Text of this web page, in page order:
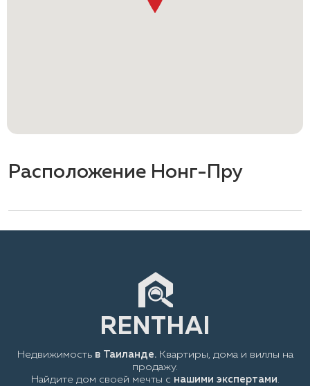
Расположение Нонг-Пру
Недвижимость в Таиланде.Квартиры, дома и виллы на
продажу.
Найдите дом своей мечты с нашими экспертами